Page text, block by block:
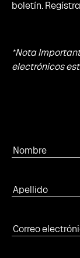
boletín.
*Nota
electrónicos